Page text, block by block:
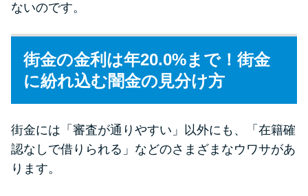
ないのです。
街金の金利は年20.0%まで！街金
に紛れ込む闇金の見分け方
街金には「審査が通りやすい」以外にも、「在籍確
認なしで借りられる」などのさまざまなウワサがあ
ります。